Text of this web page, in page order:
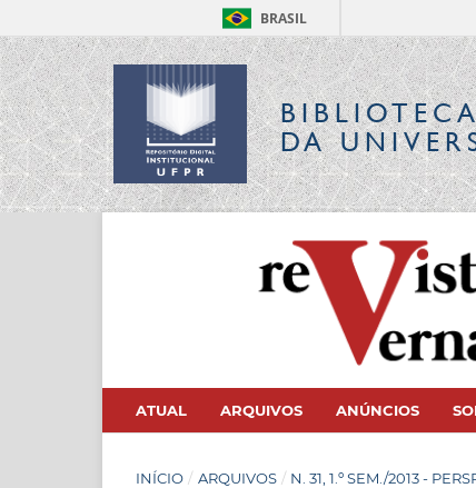
BRASIL
DA
ATUAL ARQUIVOS ANÚNCIOS
INÍCIO / ARQUIVOS / N. 31, 1.º SEM./2013 -